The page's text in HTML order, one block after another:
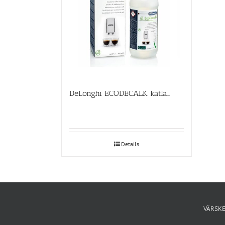
DeLonghi ECODECALK katlakivieemaldaja 500ml
Details